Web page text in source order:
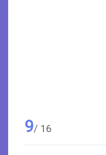
9/ 16